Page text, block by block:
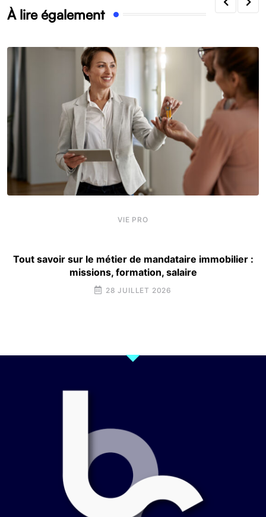
À lire également
VIE PRO
Tout savoir sur le métier de mandataire immobilier :
missions, formation, salaire
28 JUILLET 2026